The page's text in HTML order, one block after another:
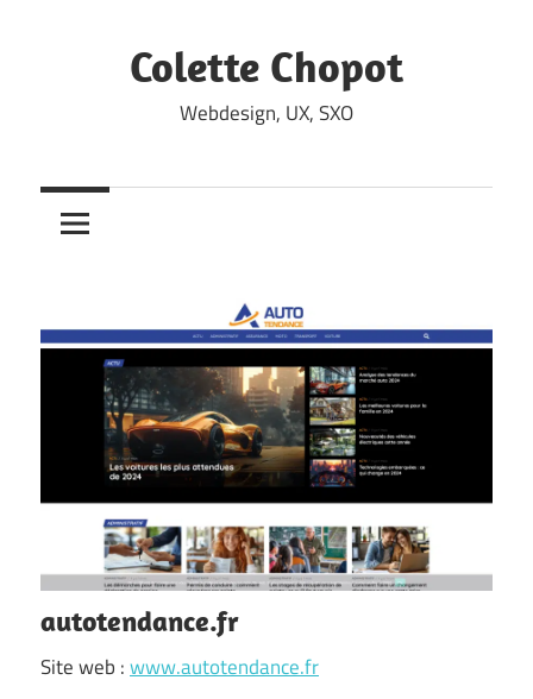
Colette Chopot
Webdesign, UX, SXO
autotendance.fr
Site web :www.autotendance.fr